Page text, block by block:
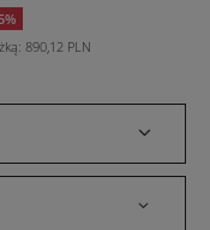
890,12 PLN